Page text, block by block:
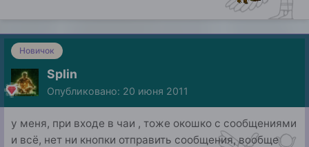
Новичок
Splin
Опубликовано: 20 июня 2011
у меня, при входе в чаи , тоже окошко с сообщениями
и всё, нет ни кнопки отправить сообщения, вообще